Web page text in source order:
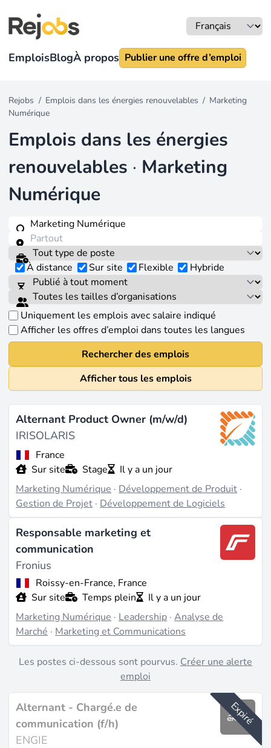
EmploisBlogÀ propos Publier une offre d’emploi
Rejobs / Emplois dans les énergies renouvelables / Marketing
Numérique
Emplois dans les énergies
renouvelables · Marketing
Numérique
À distance Sur site Flexible Hybride
Uniquement les emplois avec salaire indiqué
Afficher les offres d’emploi dans toutes les langues
Rechercher des emplois
Afficher tous les emplois
Alternant Product Owner (m/w/d)
IRISOLARIS
France
Sur site
Stage
Il y a un jour
Marketing Numérique · Développement de Produit ·
Gestion de Projet · Développement de Logiciels
Responsable marketing et
communication
Fronius
Roissy-en-France, France
Sur site
Temps plein
Il y a un jour
Marketing Numérique · Leadership ·Analyse de
Marché · Marketing et Communications
Les postes ci-dessous sont pourvus. Créer une alerte
emploi
Expiré
Alternant - Chargé.e de
communication (f/h)
ENGIE